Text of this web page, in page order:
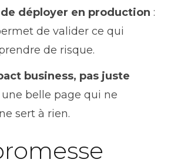
déployer en production :
de valider ce qui
de risque.
business, pas juste
une belle page qui ne
sert à rien.